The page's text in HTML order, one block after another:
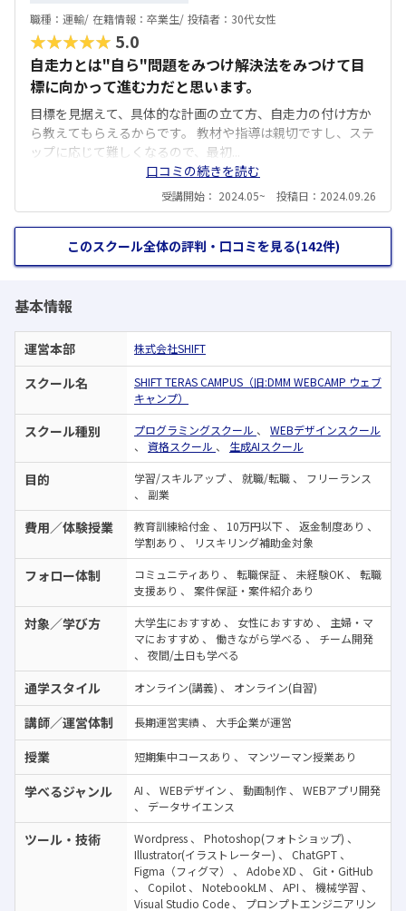
職種： 運輸/ 在籍情報： 卒業生/ 投稿者： 30代女性
★★★★★ 5.0
自走力とは"自ら"問題をみつけ解決法をみつけて目
標に向かって進む力だと思います。
目標を見据えて、具体的な計画の立て方、自走力の付け方か
ら教えてもらえるからです。 教材や指導は親切ですし、ステ
ップに応じて難しくなるので、最初...
口コミの続きを読む
受講開始： 2024.05~ 投稿日：2024.09.26
このスクール全体の評判・口コミを見る(142件)
基本情報
運営本部 株式会社SHIFT
スクール名
SHIFT TERAS CAMPUS（旧:DMM WEBCAMP ウェブ
キャンプ）
スクール種別 プログラミングスクール 、 WEBデザインスクール
、 資格スクール 、 生成AIスクール
目的 学習/スキルアップ 、 就職/転職 、 フリーランス
、 副業
費用／体験授業 教育訓練給付金 、 10万円以下 、 返金制度あり 、
学割あり 、 リスキリング補助金対象
フォロー体制 コミュニティあり 、 転職保証 、 未経験OK 、 転職
支援あり 、 案件保証・案件紹介あり
対象／学び方 大学生におすすめ 、 女性におすすめ 、 主婦・マ
マにおすすめ 、 働きながら学べる 、 チーム開発
、 夜間/土日も学べる
通学スタイル オンライン(講義) 、 オンライン(自習)
講師／運営体制 長期運営実績 、 大手企業が運営
授業 短期集中コースあり 、 マンツーマン授業あり
学べるジャンル AI 、 WEBデザイン 、 動画制作 、 WEBアプリ開発
、 データサイエンス
ツール・技術 Wordpress 、 Photoshop(フォトショップ) 、
Illustrator(イラストレーター) 、 ChatGPT 、
Figma（フィグマ）
、 Adobe XD 、 Git・GitHub
、 Copilot 、 NotebookLM 、 API 、 機械学習 、
Visual Studio Code 、 プロンプトエンジニアリン